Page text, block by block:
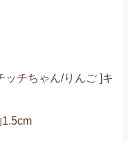
ッチちゃん/りんご ]キ